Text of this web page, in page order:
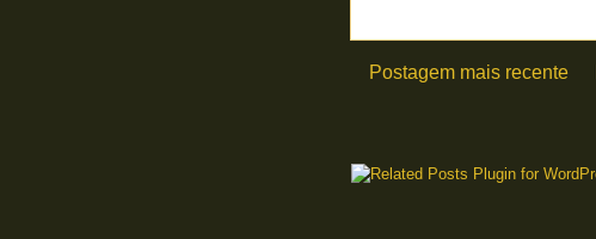
Postagem mais recente